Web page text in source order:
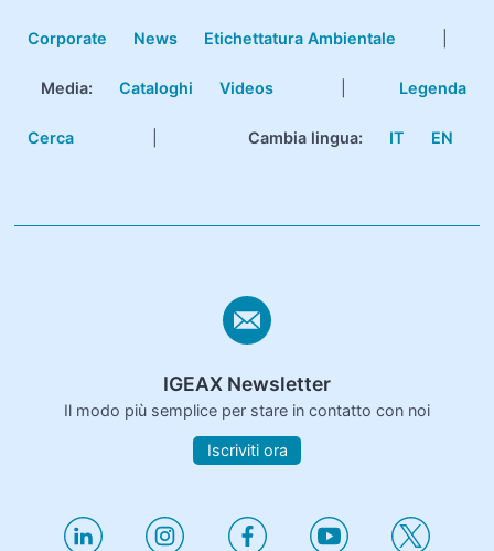
Corporate News Etichettatura Ambientale
Media: Cataloghi Videos Legenda
Cerca Cambia lingua: IT EN
IGEAX Newsletter
Il modo più semplice per stare in contatto con noi
Iscriviti ora